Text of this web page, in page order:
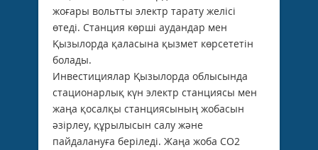
жоғары вольтты электр тарату желісі
өтеді. Станция көрші аудандар мен
Қызылорда қаласына қызмет көрсететін
болады.
Инвестициялар Қызылорда облысында
стационарлық күн электр станциясы мен
жаңа қосалқы станциясының жобасын
әзірлеу, құрылысын салу және
пайдалануға беріледі. Жаңа жоба CO2